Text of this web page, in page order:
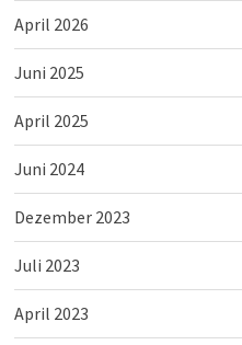
April 2026
Juni 2025
April 2025
Juni 2024
Dezember 2023
Juli 2023
April 2023